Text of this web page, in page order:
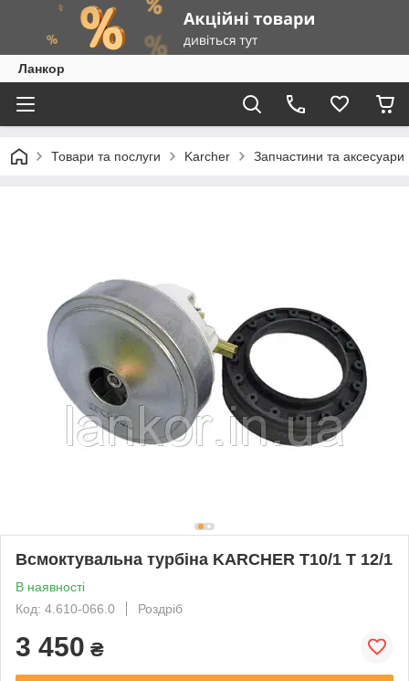
Ланкор
Товари та послуги Karcher Запчастини та
Всмоктувальна турбіна KARCHER T10/1 T 12/1
В наявності
Код: 4.610-066.0
Роздріб
3 450 ₴